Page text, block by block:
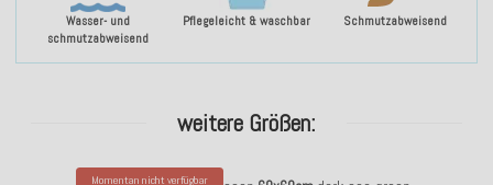
Wasser- und
schmutzabweisend
Pflegeleicht & waschbar Schmutzabweisend
weitere Größen:
Momentan nicht verfügbar